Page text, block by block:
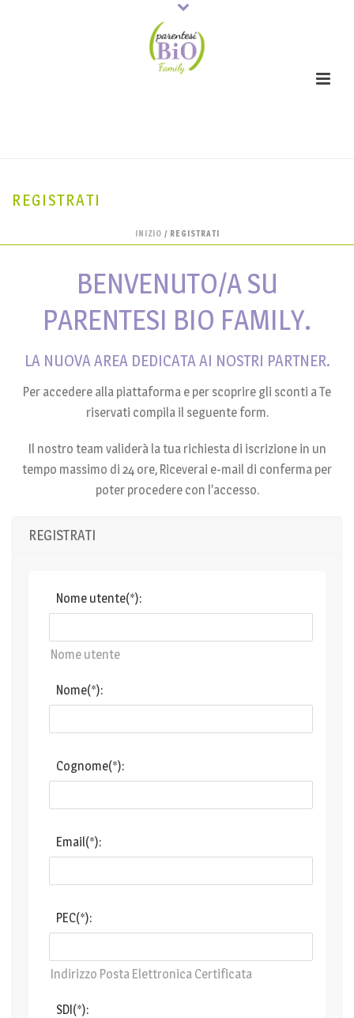
REGISTRATI
INIZIO / REGISTRATI
BENVENUTO/A SU
PARENTESI BIO FAMILY.
LA NUOVA AREA DEDICATA AI NOSTRI PARTNER.
Per accedere alla piattaforma e per scoprire gli sconti a Te
riservati compila il seguente form.
Il nostro team validerà la tua richiesta di iscrizione in un
tempo massimo di 24 ore, Riceverai e-mail di conferma per
poter procedere con l’accesso.
REGISTRATI
Nome utente(*):
Nome utente
Nome(*):
Cognome(*):
Email(*):
PEC(*):
Indirizzo Posta Elettronica Certificata
SDI(*):